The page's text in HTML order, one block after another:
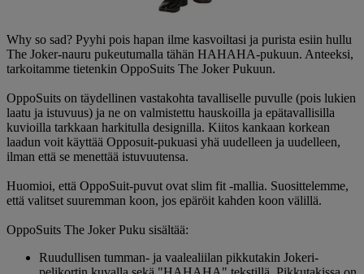
Why so sad? Pyyhi pois hapan ilme kasvoiltasi ja purista esiin hullu
The Joker-nauru pukeutumalla tähän HAHAHA-pukuun. Anteeksi,
tarkoitamme tietenkin OppoSuits The Joker Pukuun.
OppoSuits on täydellinen vastakohta tavalliselle puvulle (pois lukien
laatu ja istuvuus) ja ne on valmistettu hauskoilla ja epätavallisilla
kuvioilla tarkkaan harkitulla designilla. Kiitos kankaan korkean
laadun voit käyttää Opposuit-pukuasi yhä uudelleen ja uudelleen,
ilman että se menettää istuvuutensa.
Huomioi, että OppoSuit-puvut ovat slim fit -mallia. Suosittelemme,
että valitset suuremman koon, jos epäröit kahden koon välillä.
OppoSuits The Joker Puku sisältää:
Ruudullisen tumman- ja vaalealiilan pikkutakin Jokeri-